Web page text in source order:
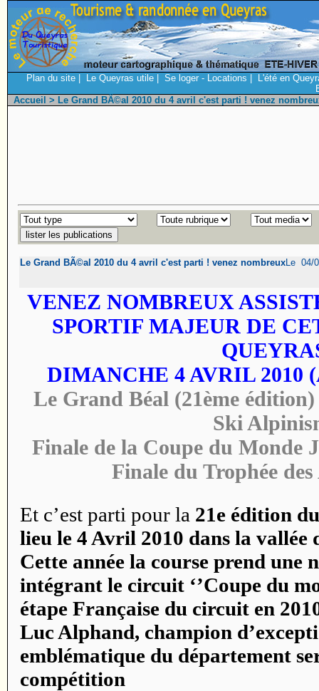
Plan du site Le Queyras utile Se loger - Locations
L'été en
Accueil > Le Grand BÃ©al 2010 du 4 avril c'est parti ! venez
Le Grand BÃ©al 2010 du 4 avril c'est parti ! venez nombreuxLe 04/
VENEZ NOMBREUX
SPORTIF MAJEUR DE
DIMANCHE 4 AVRIL 2010
Le Grand Béal (21ème
Ski
Finale de la Coupe du Monde
Finale du Trophée
Et c’est parti pour la 21e édition
lieu le 4 Avril 2010 dans la
Cette année la course prend une
intégrant le circuit ‘’Coupe du
étape Française du circuit en
Luc Alphand, champion
emblématique du département
compétition